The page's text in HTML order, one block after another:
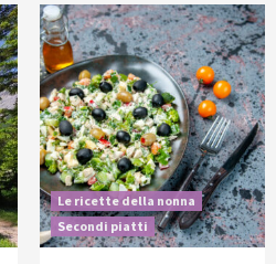
Le ricette della nonna
Secondi piatti